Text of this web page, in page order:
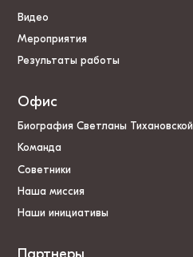
Видео
Мероприятия
Результаты работы
Офис
Биография Светланы Тихановской
Команда
Советники
Наша миссия
Наши инициативы